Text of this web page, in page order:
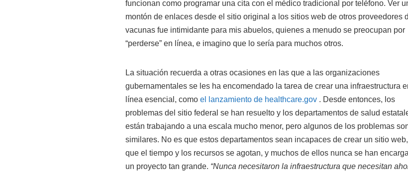
funcionan como programar una cita con el médico tradicional por teléfono. Ver
montón de enlaces desde el sitio original a los sitios web de otros proveedores
vacunas fue intimidante para mis abuelos, quienes a menudo se preocupan por
“perderse” en línea, e imagino que lo sería para muchos otros.
La situación recuerda a otras ocasiones en las que a las organizaciones
gubernamentales se les ha encomendado la tarea de crear una infraestructura
línea esencial, como el lanzamiento de healthcare.gov . Desde entonces, los
problemas del sitio federal se han resuelto y los departamentos de salud
están trabajando a una escala mucho menor, pero algunos de los problemas
similares. No es que estos departamentos sean incapaces de crear un sitio
que el tiempo y los recursos se agotan, y muchos de ellos nunca se han
un proyecto tan grande. “Nunca necesitaron la infraestructura que necesitan